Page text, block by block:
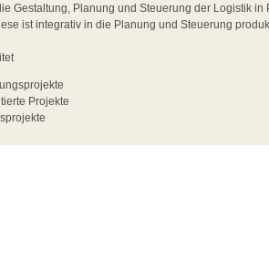
Gestaltung, Planung und Steuerung der Logistik
ist integrativ in die Planung und Steuerung
Projekte